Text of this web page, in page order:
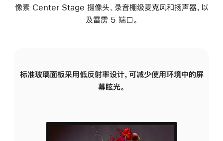
像素 Center Stage 摄像头、录音棚级麦克风和扬声器，以
及雷雳 5 端口。
标准玻璃面板采用低反射率设计，可减少使用环境中的屏
幕眩光。